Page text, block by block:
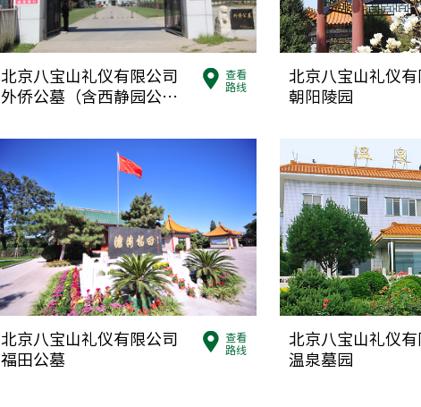
昌平
北
北
怀柔
北
平谷
北京八宝山礼仪有限公司
外侨公墓（含西静园公
查看
路线
北京八宝山礼仪有
朝阳陵园
北京八宝山礼仪有限公司
福田公墓
查看
路线
北京八宝山礼仪有
温泉墓园